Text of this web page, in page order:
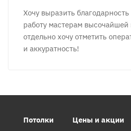
Хочу выразить
работу мастерам
отдельно хочу отметить
и аккуратность!
Потолки Цены и акции